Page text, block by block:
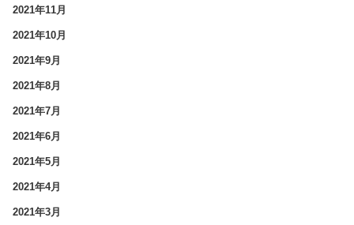
2021年11月
2021年10月
2021年9月
2021年8月
2021年7月
2021年6月
2021年5月
2021年4月
2021年3月